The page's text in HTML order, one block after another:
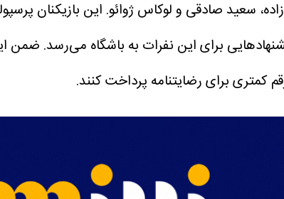
سعید صادقی و لوکاس ژوائو. این بازیکنان
برای این نفرات به باشگاه می‌رسد. ضمن
کمتری برای رضایتنامه پرداخت کنند.